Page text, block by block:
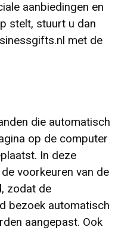
Veiligheidsvesten en Veiligheidshesjes
aanbiedingen en
stelt, stuurt u dan
met de
die automatisch
op de computer
In deze
voorkeuren van de
zodat de
bezoek automatisch
aangepast. Ook